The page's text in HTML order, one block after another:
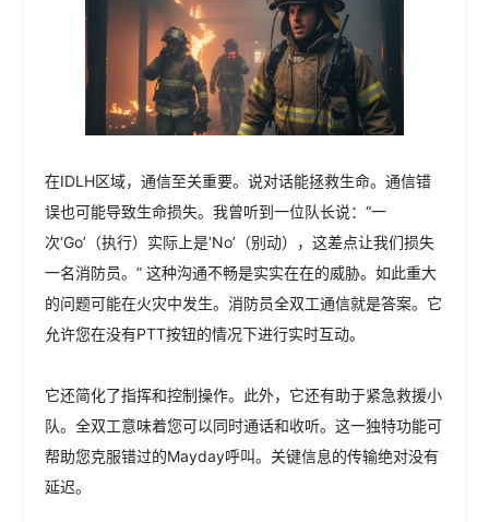
在IDLH区域，通信至关重要。说对话能拯救生命。通信错
误也可能导致生命损失。我曾听到一位队长说：“一
次‘Go’（执行）实际上是‘No’（别动），这差点让我们损失
一名消防员。” 这种沟通不畅是实实在在的威胁。如此重大
的问题可能在火灾中发生。消防员全双工通信就是答案。它
允许您在没有PTT按钮的情况下进行实时互动。
它还简化了指挥和控制操作。此外，它还有助于紧急救援小
队。全双工意味着您可以同时通话和收听。这一独特功能可
帮助您克服错过的Mayday呼叫。关键信息的传输绝对没有
延迟。